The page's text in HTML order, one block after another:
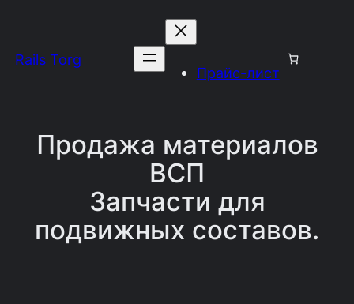
содержимому
Rails Torg
Прайс-лист
Продажа материалов
ВСП
Запчасти для
подвижных составов.